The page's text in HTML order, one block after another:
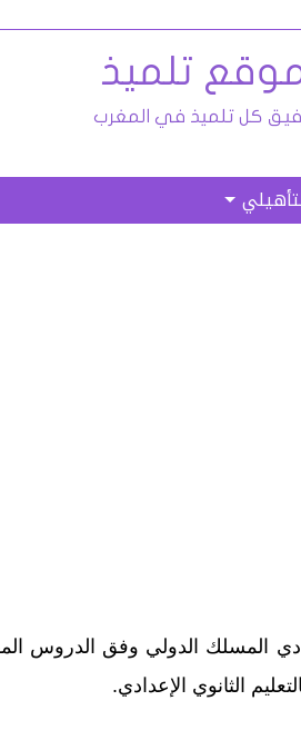
الدولي وفق الدروس
الثانوي الإعدادي.